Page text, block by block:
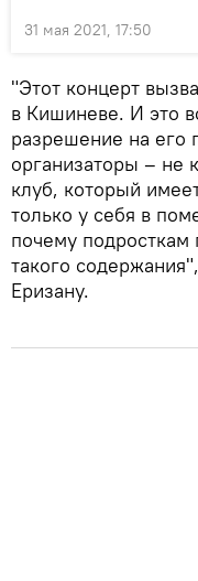
31 мая 2021, 17:50
"Этот концерт
в Кишиневе. И это
разрешение на его
организаторы – не
клуб, который
только у себя в
почему подросткам
такого
Еризану.